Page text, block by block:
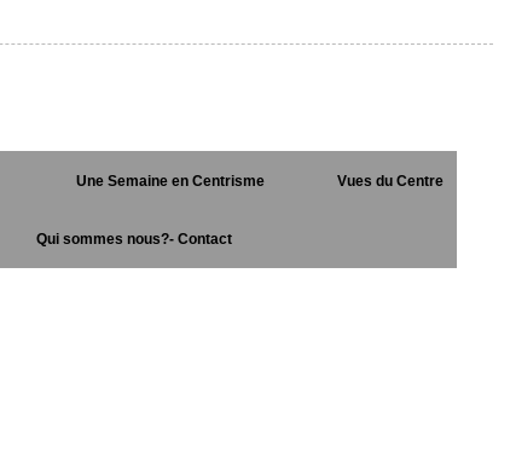
Une Semaine en Centrisme Vues du Centre
Qui sommes nous?- Contact